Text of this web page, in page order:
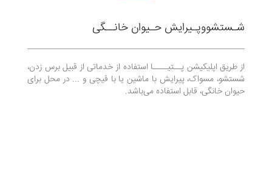
شـستشو‌و‌پـیرایش حـیوان خانــگی
از طریق اپلیکیشن پــتیــــا استفاده از خدماتی از قبیل برس زدن،
شستشو، مسواک، پیرایش با ماشین یا با قیچی و ... در محل برای
حیوان خانگی، قابل استفاده می‌باشد.